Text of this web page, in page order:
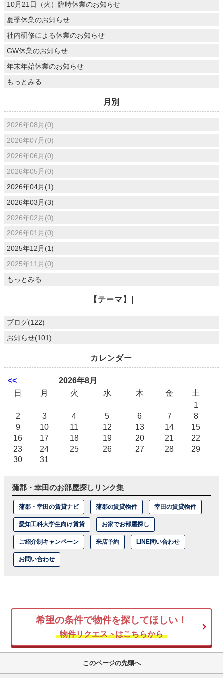
10月21日（火）臨時休業のお知らせ
夏季休業のお知らせ
社内研修による休業のお知らせ
GW休業のお知らせ
年末年始休業のお知らせ
もっとみる
月別
2026年08月(0)
2026年07月(0)
2026年06月(0)
2026年05月(0)
2026年04月(1)
2026年03月(3)
2026年02月(0)
2026年01月(0)
2025年12月(1)
2025年11月(0)
もっとみる
【テーマ】|
ブログ(122)
お知らせ(101)
カレンダー
<<
2026年8月
日
月 火 水 木 金
土
1
2
3 4 5 6 7
8
9
10 11 12 13 14
15
16
17 18 19 20 21
22
23
24 25 26 27 28
29
30
31
蒲郡・幸田のお部屋探しリンク集
蒲郡・幸田の賃貸ナビ 蒲郡の賃貸物件 幸田の賃貸物件
愛知工科大学生向け賃貸 お家でお部屋探し
ご紹介制キャンペーン 来店予約 LINE問い合わせ
お問い合わせ
希望の条件で物件を探してほしい！
物件リクエストはこちらから
このページの先頭へ